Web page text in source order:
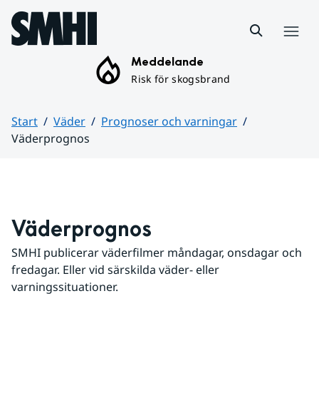
Hoppa till sidans innehåll
Meddelande
Risk för skogsbrand
Start Väder
Prognoser och varningar
Väderprognos
Väderprognos
SMHI publicerar väderfilmer måndagar, onsdagar och
fredagar. Eller vid särskilda väder- eller
varningssituationer.